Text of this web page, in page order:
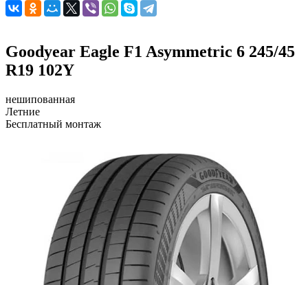
Goodyear Eagle F1 Asymmetric 6 245/45
R19 102Y
нешипованная
Летние
Бесплатный монтаж